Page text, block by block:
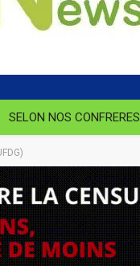
SELON NOS CONFRERES